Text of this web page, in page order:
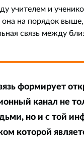
учителем и
она на порядок
связь между
формирует
канал не
но и с той
которой